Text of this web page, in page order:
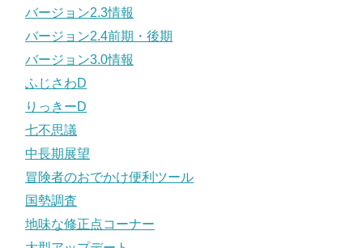
バージョン2.3情報
バージョン2.4前期・後期
バージョン3.0情報
ふじさわD
りっきーD
七不思議
中長期展望
冒険者のおでかけ便利ツール
国勢調査
地味な修正点コーナー